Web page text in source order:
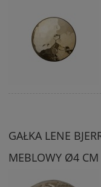
GAŁKA LENE
MEBLOWY Ø4 CM